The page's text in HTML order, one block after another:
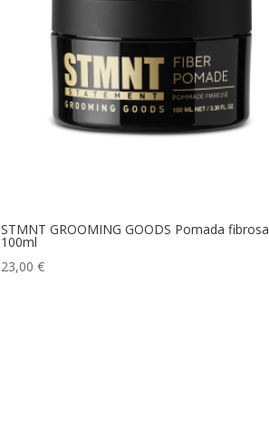
STMNT GROOMING GOODS Pomada fibrosa
100ml
23,00€